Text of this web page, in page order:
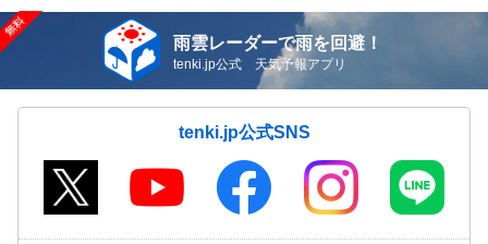
雨雲レーダーで雨を回避！
tenki.jp公式 天気予報アプリ
tenki.jp公式SNS